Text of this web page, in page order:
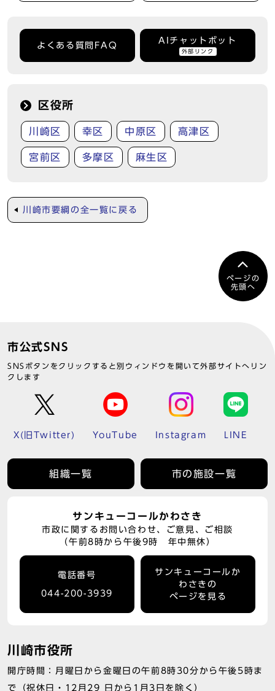
よくある質問FAQ
AIチャットボット
外部リンク
区役所
川崎区 幸区 中原区 高津区
宮前区 多摩区 麻生区
川崎市要綱の全一覧に戻る
ページの
先頭へ
市公式SNS
SNSボタンをクリックすると別ウィンドウを開いて外部サイトへリン
クします
X(旧Twitter) YouTube Instagram LINE
組織一覧 市の施設一覧
サンキューコールかわさき
市政に関するお問い合わせ、ご意見、ご相談
（午前8時から午後9時 年中無休）
電話番号
044-200-3939
サンキューコールか
わさきの
ページを見る
川崎市役所
開庁時間：月曜日から金曜日の午前8時30分から午後5時ま
で（祝休日・12月29 日から1月3日を除く）